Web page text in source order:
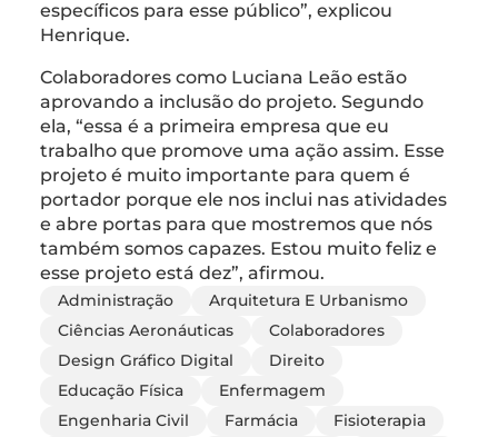
específicos para esse público”, explicou
Henrique.
Colaboradores como Luciana Leão estão
aprovando a inclusão do projeto. Segundo
ela, “essa é a primeira empresa que eu
trabalho que promove uma ação assim. Esse
projeto é muito importante para quem é
portador porque ele nos inclui nas atividades
e abre portas para que mostremos que nós
também somos capazes. Estou muito feliz e
esse projeto está dez”, afirmou.
Administração
Arquitetura E Urbanismo
Ciências Aeronáuticas
Colaboradores
Design Gráfico Digital
Direito
Educação Física
Enfermagem
Engenharia Civil
Farmácia
Fisioterapia